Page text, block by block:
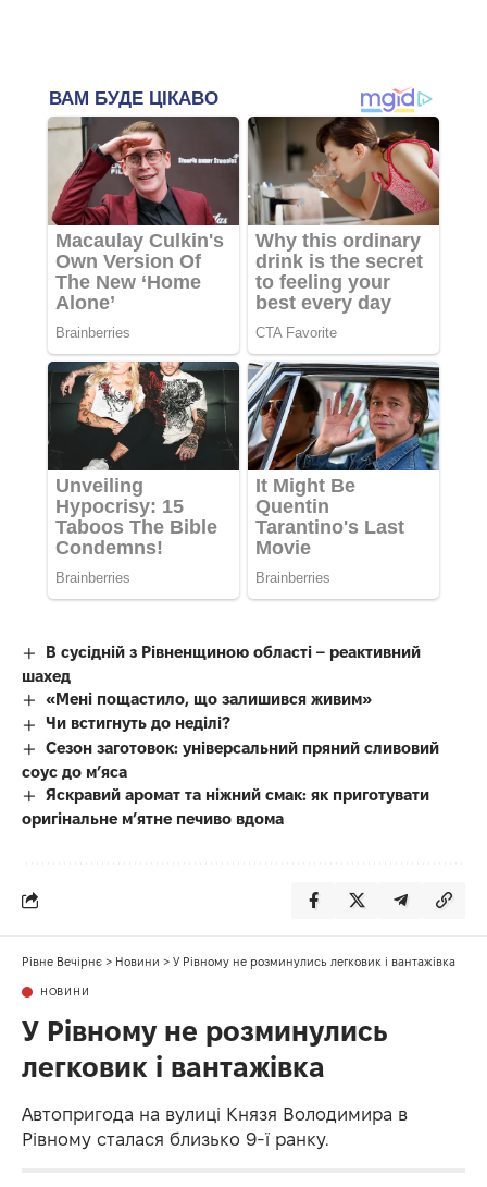
В сусідній з Рівненщиною області – реактивний
шахед
«Мені пощастило, що залишився живим»
Чи встигнуть до неділі?
Сезон заготовок: універсальний пряний сливовий
соус до мʼяса
Яскравий аромат та ніжний смак: як приготувати
оригінальне м’ятне печиво вдома
Рівне Вечірнє > Новини > У Рівному не розминулись легковик і вантажівка
НОВИНИ
У Рівному не розминулись
легковик і вантажівка
Автопригода на вулиці Князя Володимира в
Рівному сталася близько 9-ї ранку.